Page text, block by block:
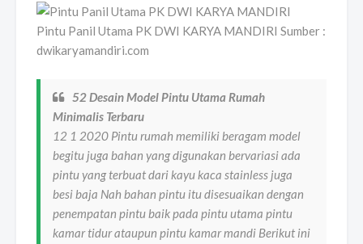
Pintu Panil Utama PK DWI KARYA MANDIRI Sumber :
dwikaryamandiri.com
52 Desain Model Pintu Utama Rumah
Minimalis Terbaru
12 1 2020 Pintu rumah memiliki beragam model
begitu juga bahan yang digunakan bervariasi ada
pintu yang terbuat dari kayu kaca stainless juga
besi baja Nah bahan pintu itu disesuaikan dengan
penempatan pintu baik pada pintu utama pintu
kamar tidur ataupun pintu kamar mandi Berikut ini